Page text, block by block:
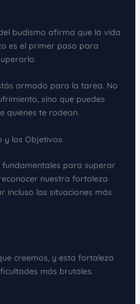
budismo afirma que la vida
es el primer paso para
armado para la tarea. No
sino que puedes
quienes te rodean.
y los Objetivos
fundamentales para superar
nuestra fortaleza
incluso las situaciones más
creemos, y esta fortaleza
más brutales.